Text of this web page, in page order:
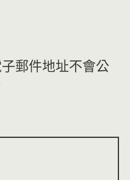
郵件地址不會公